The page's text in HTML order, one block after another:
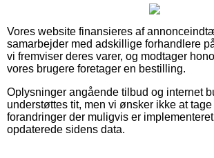
Vores website finansieres af
samarbejder med adskillige forhandlere
vi fremviser deres varer, og modtager
vores brugere foretager en bestilling.
Oplysninger angående tilbud og internet
understøttes tit, men vi ønsker ikke at
forandringer der muligvis er
opdaterede sidens data.